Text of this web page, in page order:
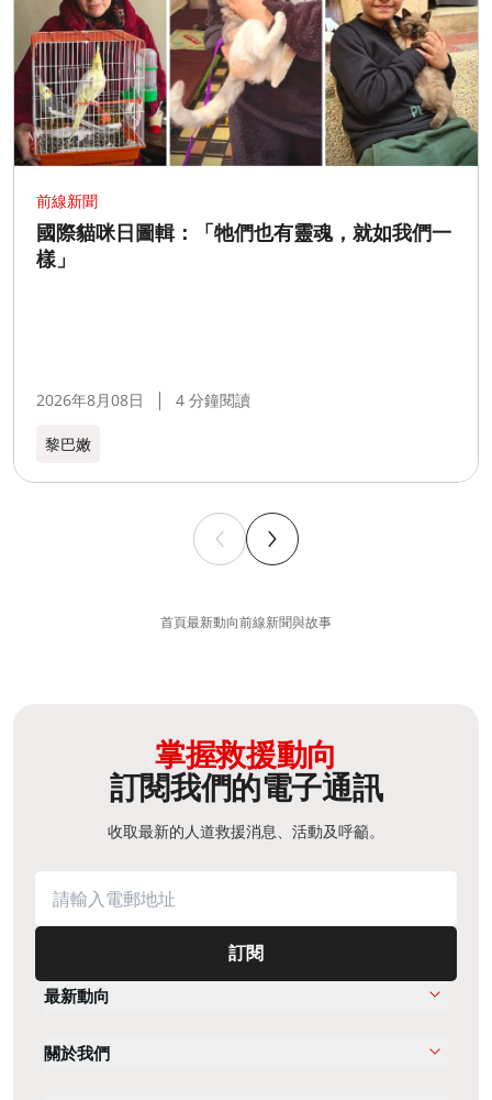
前線新聞
國際貓咪日圖輯：「牠們也有靈魂，就如我們一
樣」
2026年8月08日 4 分鐘閱讀
黎巴嫩​
首頁最新動向前線新聞與故事
掌握救援動向
訂閱我們的電子通訊
收取最新的人道救援消息、活動及呼籲。
訂閱
最新動向
關於我們